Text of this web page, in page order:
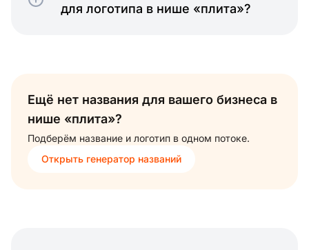
для логотипа в нише «плита»?
Ещё нет названия для вашего бизнеса в
нише «плита»?
Подберём название и логотип в одном потоке.
Открыть генератор названий